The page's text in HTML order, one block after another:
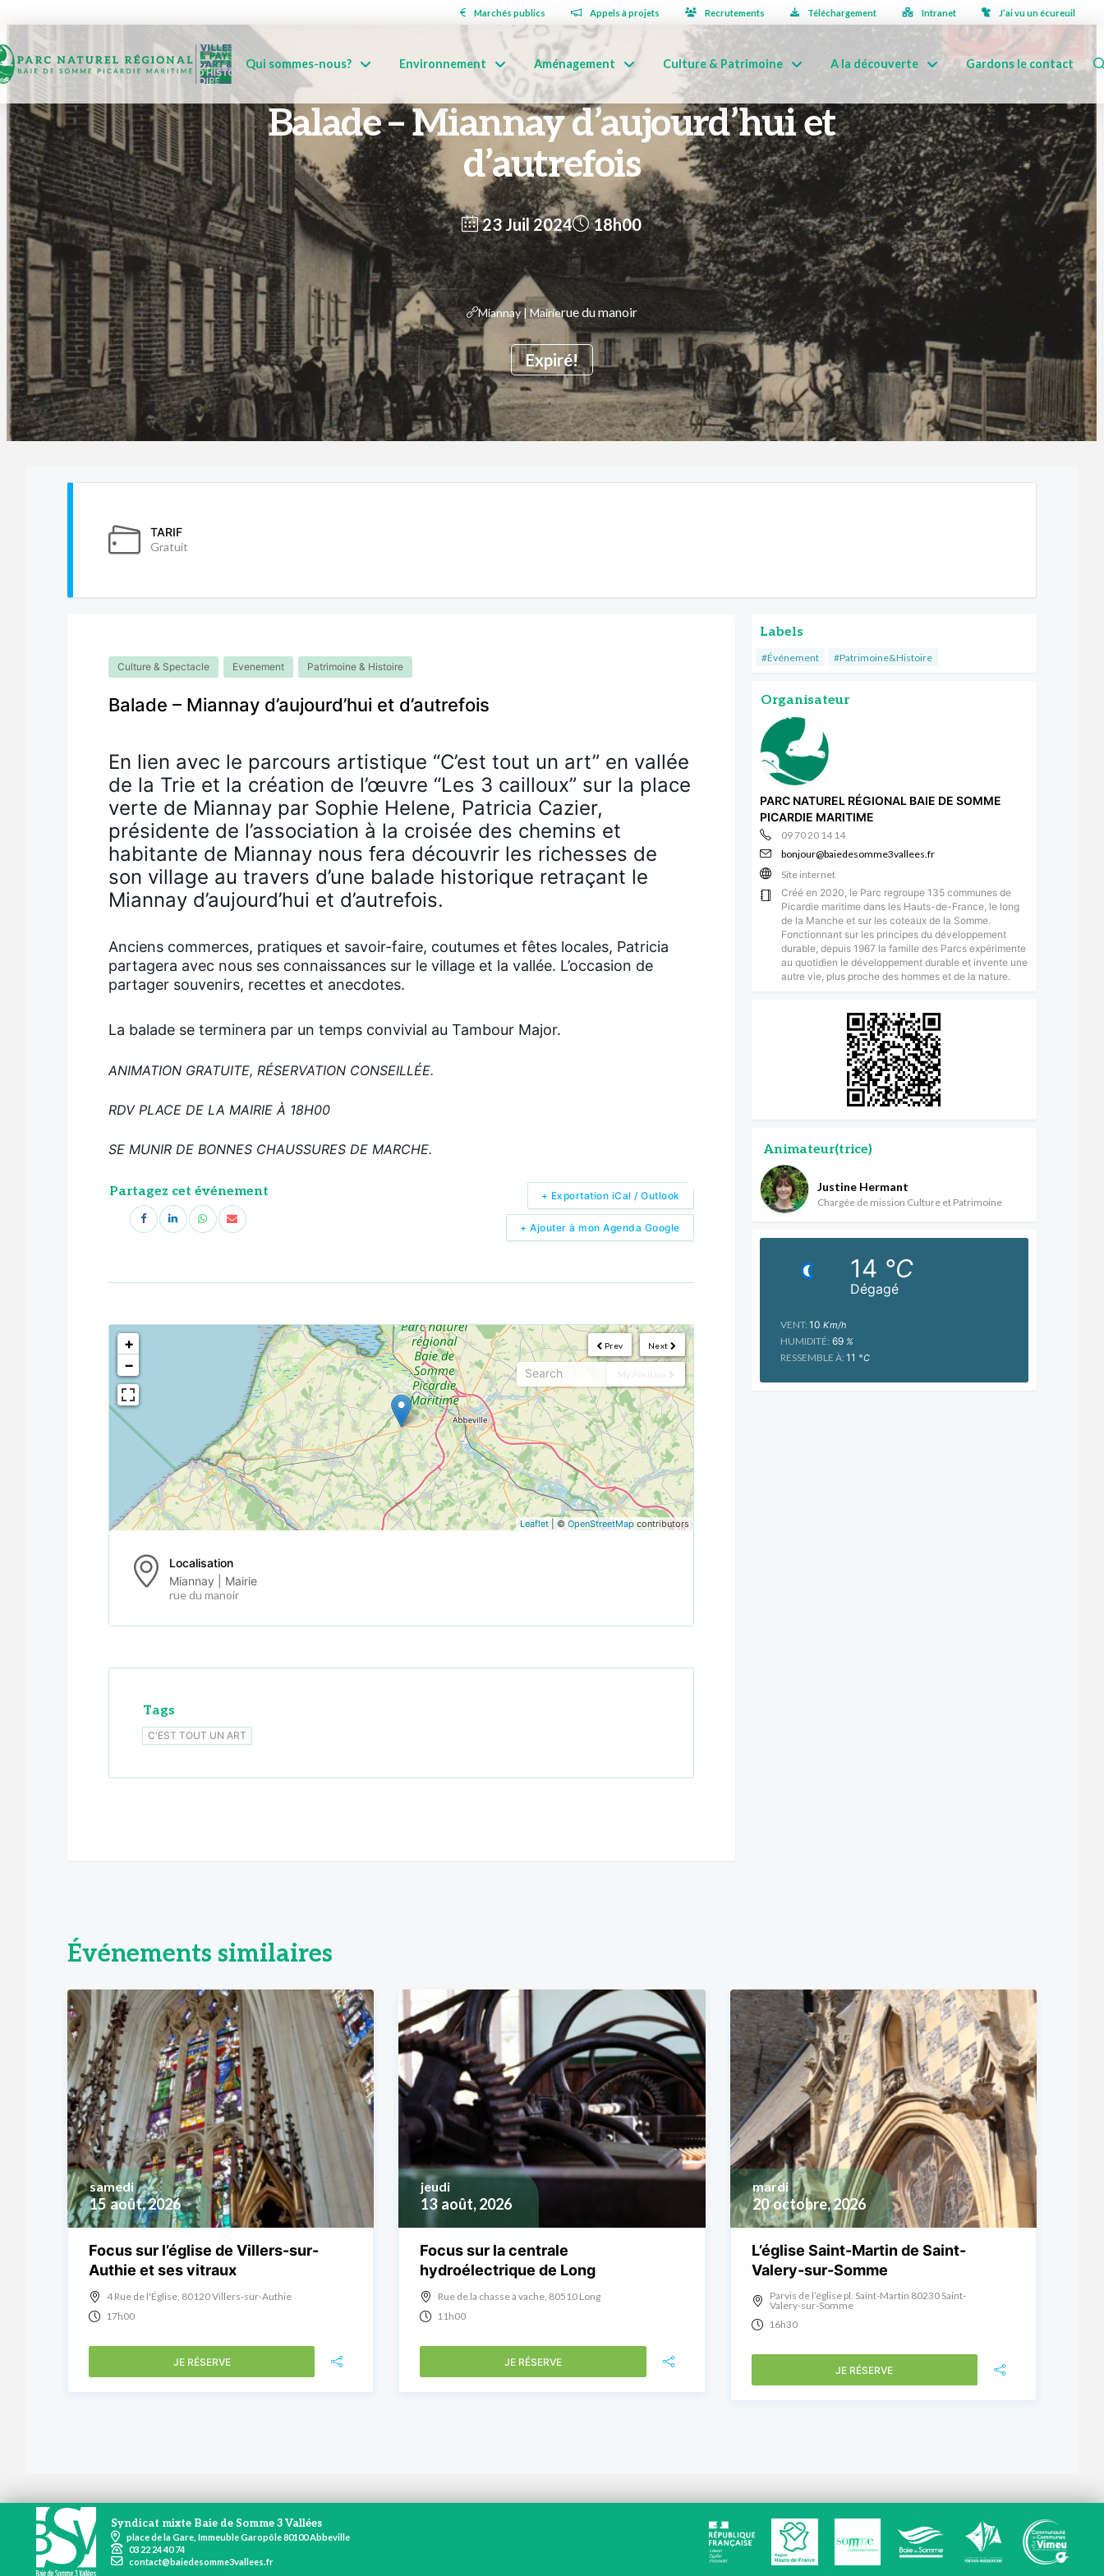
Marchés publics Appels à projets Recrutements Téléchargement Intranet J’ai vu un écureuil
Qui sommes-nous? Environnement Aménagement Culture & Patrimoine A la découverte Gardons le contact
Balade – Miannay d’aujourd’hui et
d’autrefois
23 Juil 2024
Expiré!
18h00
Miannay | Mairierue du manoir
TARIF
Gratuit
Culture & Spectacle Evenement Patrimoine & Histoire
Balade – Miannay d’aujourd’hui et d’autrefois
En lien avec le parcours artistique “C’est tout un art” en vallée
de la Trie et la création de l’œuvre “Les 3 cailloux” sur la place
verte de Miannay par Sophie Helene, Patricia Cazier,
présidente de l’association à la croisée des chemins et
habitante de Miannay nous fera découvrir les richesses de
son village au travers d’une balade historique retraçant le
Miannay d’aujourd’hui et d’autrefois.
Anciens commerces, pratiques et savoir-faire, coutumes et fêtes locales, Patricia
partagera avec nous ses connaissances sur le village et la vallée. L’occasion de
partager souvenirs, recettes et anecdotes.
La balade se terminera par un temps convivial au Tambour Major.
ANIMATION GRATUITE, RÉSERVATION CONSEILLÉE.
RDV PLACE DE LA MAIRIE À 18H00
SE MUNIR DE BONNES CHAUSSURES DE MARCHE.
Partagez cet événement
+ Ajouter à mon Agenda Google
+ Exportation iCal / Outlook
Next
Prev
My Position
<!---->
+
−
Leaflet| © OpenStreetMapcontributors
Localisation
Miannay | Mairie
rue du manoir
Tags
C'EST TOUT UN ART
Labels
#Événement #Patrimoine&Histoire
Organisateur
PARC NATUREL RÉGIONAL BAIE DE SOMME
PICARDIE MARITIME
09 70 20 14 14
bonjour@baiedesomme3vallees.fr
Site internet
Créé en 2020, le Parc regroupe 135 communes de
Picardie maritime dans les Hauts-de-France, le long
de la Manche et sur les coteaux de la Somme.
Fonctionnant sur les principes du développement
durable, depuis 1967 la famille des Parcs expérimente
au quotidien le développement durable et invente une
autre vie, plus proche des hommes et de la nature.
Animateur(trice)
Justine Hermant
Chargée de mission Culture et Patrimoine
Dégagé
14 °C
VENT: 10 Km/h
HUMIDITÉ: 69%
RESSEMBLE À: 11 °C
Événements similaires
15 août, 2026
samedi
Focus sur l’église de Villers-sur-
Authie et ses vitraux
4 Rue de l'Église, 80120 Villers-sur-Authie
17h00
JE RÉSERVE
13 août, 2026
jeudi
Focus sur la centrale
hydroélectrique de Long
Rue de la chasse à vache, 80510 Long
11h00
JE RÉSERVE
20 octobre, 2026
mardi
L’église Saint-Martin de Saint-
Valery-sur-Somme
Parvis de l’église pl. Saint-Martin 80230 Saint-
Valery-sur-Somme
16h30
JE RÉSERVE
Syndicat mixte Baie de Somme 3 Vallées
place de la Gare, Immeuble Garopôle 80100 Abbeville
03 22 24 40 74
contact@baiedesomme3vallees.fr